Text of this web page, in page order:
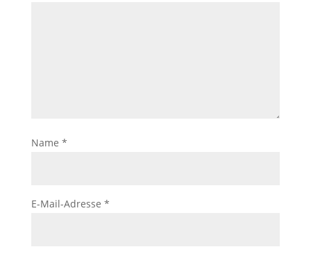
Name *
E-Mail-Adresse *